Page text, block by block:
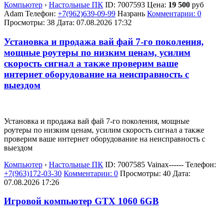
Компьютер › Настольные ПК ID: 7007593 Цена: 19 500 руб
Adam Телефон: +7(962)639-09-99 Назрань Комментарии: 0
Просмотры: 38 Дата: 07.08.2026 17:32
Установка и продажа вай фай 7-го поколения,
мощные роутеры по низким ценам, усилим
скорость сигнал а также проверим ваше
интернет оборудование на неисправность с
выездом
Установка и продажа вай фай 7-го поколения, мощные
роутеры по низким ценам, усилим скорость сигнал а также
проверим ваше интернет оборудование на неисправность с
выездом
Компьютер › Настольные ПК ID: 7007585 Vainax------ Телефон:
+7(963)172-03-30 Комментарии: 0 Просмотры: 40 Дата:
07.08.2026 17:26
Игровой компьютер GTX 1060 6GB